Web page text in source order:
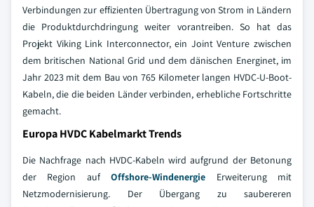
Verbindungen zur effizienten Übertragung von Strom in Ländern
die Produktdurchdringung weiter vorantreiben. So hat das
Projekt Viking Link Interconnector, ein Joint Venture zwischen
dem britischen National Grid und dem dänischen Energinet, im
Jahr 2023 mit dem Bau von 765 Kilometer langen HVDC-U-Boot-
Kabeln, die die beiden Länder verbinden, erhebliche Fortschritte
gemacht.
Europa HVDC Kabelmarkt Trends
Die Nachfrage nach HVDC-Kabeln wird aufgrund der Betonung
der Region aufOffshore-Windenergie Erweiterung mit
Netzmodernisierung. Der Übergang zu saubereren